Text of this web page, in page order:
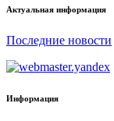
Актуальная информация
Последние новости
Информация